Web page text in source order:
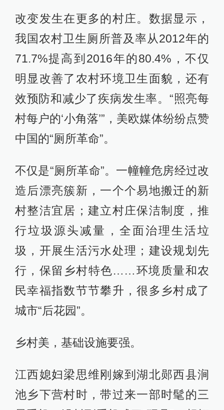
改变发生在更多的村庄。数据显示，
我国农村卫生厕所普及率从2012年的
71.7%提高到2016年的80.4%，不仅
明显改善了农村环境卫生面貌，还有
效预防和减少了疾病发生率。“照亮每
村每户的‘小角落’”，美欧媒体纷纷点赞
中国的“厕所革命”。
不仅是“厕所革命”。一幢幢危房经过改
造后漂亮簇新，一个个易地搬迁的新
村整洁宜居；建立村庄保洁制度，推
行垃圾源头减量，全面治理生活垃
圾，开展生活污水处理；建设规划先
行，保留乡村特色……环境质量和农
民幸福指数节节攀升，很多乡村成了
城市“后花园”。
乡村美，基础设施要强。
江西媳妇梁思维刚嫁到湖北郧西县涧
池乡下营村时，带过来一部时髦的三